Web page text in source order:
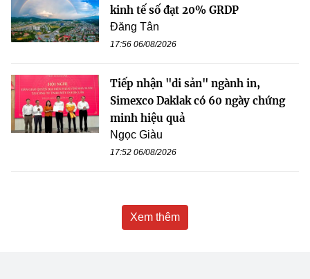
kinh tế số đạt 20% GRDP
Đăng Tân
17:56 06/08/2026
Tiếp nhận "di sản" ngành in,
Simexco Daklak có 60 ngày chứng
minh hiệu quả
Ngọc Giàu
17:52 06/08/2026
Xem thêm